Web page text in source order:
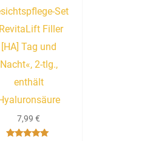
Set
Filler
[HA] Tag und
Nacht«, 2-tlg.,
enthält
7,99€